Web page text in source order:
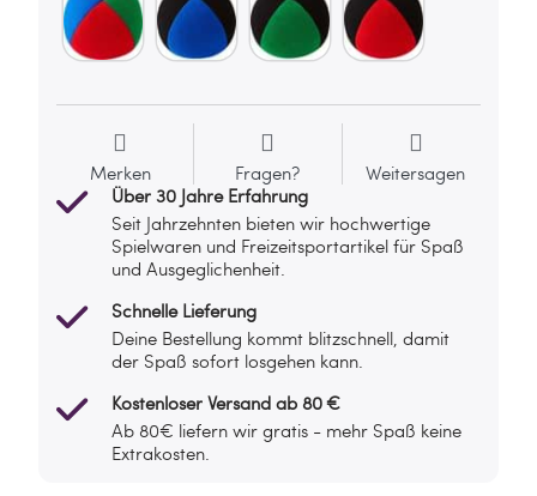
Merken Fragen?
Weitersagen
Über 30 Jahre Erfahrung
Seit Jahrzehnten bieten wir hochwertige
Spielwaren und Freizeitsportartikel für Spaß
und Ausgeglichenheit.
Schnelle Lieferung
Deine Bestellung kommt blitzschnell, damit
der Spaß sofort losgehen kann.
Kostenloser Versand ab 80 €
Ab 80€ liefern wir gratis - mehr Spaß keine
Extrakosten.